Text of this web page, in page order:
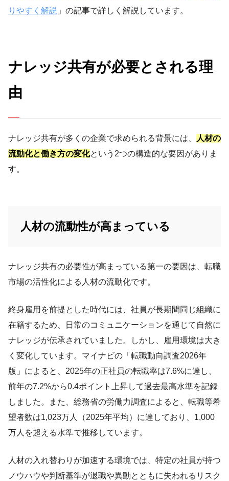
りやすく解説 」の記事で詳しく解説しています。
ナレッジ共有が必要とされる理
由
ナレッジ共有が多くの企業で求められる背景には、
人材の
流動化と働き方の変化という2つの構造的な要因がありま
す。
人材の流動性が高まっている
ナレッジ共有の必要性が高まっている第一の要因は、転職
市場の活性化による人材の流動化です。
終身雇用を前提とした時代には、社員が長期間同じ組織に
在籍するため、日常のコミュニケーションを通じて自然に
ナレッジが伝承されていました。しかし、雇用環境は大き
く変化しています。マイナビの「転職動向調査2026年
版」によると、2025年の正社員の転職率は7.6%に達し、
前年の7.2%から0.4ポイント上昇して過去最高水準を記録
しました。また、総務省の労働力調査によると、転職等希
望者数は1,023万人（2025年平均）に達しており、1,000
万人を超える水準で推移しています。
人材の入れ替わりが加速する環境では、特定の社員が持つ
ノウハウや判断基準が退職や異動とともに失われるリスク